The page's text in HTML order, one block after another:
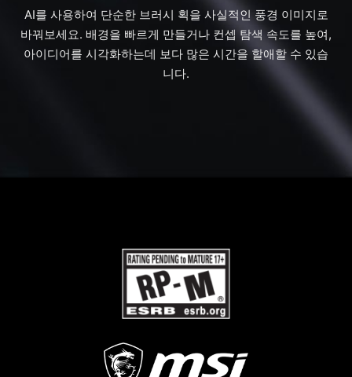
AI를 사용하여 단순한 브러시 획을 사실적인 풍경 이미지로
바꿔보세요. 배경을 빠르게 만들거나 컨셉 탐색 속도를 높여,
아이디어를 시각화하는데 보다 많은 시간을 할애할 수 있습
니다.